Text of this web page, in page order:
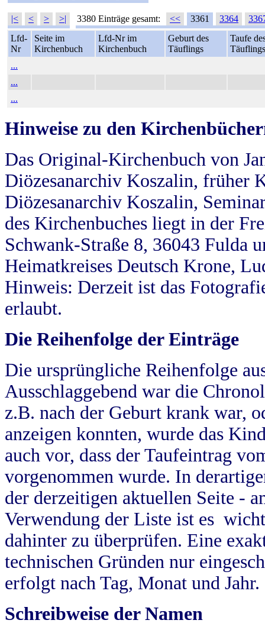
|< < > >| 3380 Einträge gesamt: << 3361 3364
Lfd-
Nr
Seite im
Kirchenbuch
Lfd-Nr im
Kirchenbuch
Geburt des
Täuflings
Taufe
Täuflings
...
...
...
Hinweise zu den
Das Original-Kirchenbuch von
Diözesanarchiv Koszalin, früher
Diözesanarchiv Koszalin,
des Kirchenbuches liegt in der
Schwank-Straße 8, 36043 Fulda
Heimatkreises Deutsch Krone,
Hinweis: Derzeit ist das
erlaubt.
Die Reihenfolge der Einträge
Die ursprüngliche Reihenfolge
Ausschlaggebend war die
z.B. nach der Geburt krank war,
anzeigen konnten, wurde das
auch vor, dass der Taufeintrag
vorgenommen wurde. In
der derzeitigen aktuellen Seite -
Verwendung der Liste ist es
dahinter zu überprüfen. Eine
technischen Gründen nur
erfolgt nach Tag, Monat und Jahr.
Schreibweise der Namen